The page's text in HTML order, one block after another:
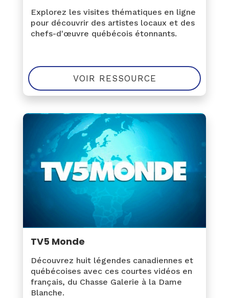
Explorez les visites thématiques en ligne
pour découvrir des artistes locaux et des
chefs-d'œuvre québécois étonnants.
VOIR RESSOURCE
TV5 Monde
Découvrez huit légendes canadiennes et
québécoises avec ces courtes vidéos en
français, du Chasse Galerie à la Dame
Blanche.